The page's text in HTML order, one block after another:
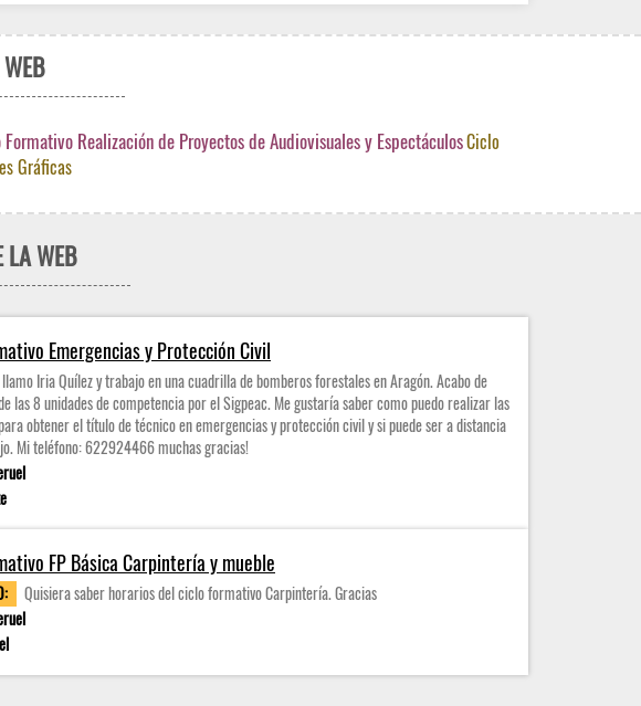
Realización de Proyectos de Audiovisuales y EspectáculosCiclo
Gráficas
LA WEB
Emergencias y Protección Civil
llamo Iria Quílez y trabajo en una cuadrilla de bomberos forestales en Aragón. Acabo de
las 8 unidades de competencia por el Sigpeac. Me gustaría saber como puedo realizar las
obtener el título de técnico en emergencias y protección civil y si puede ser a distancia
Mi teléfono: 622924466 muchas gracias!
FP Básica Carpintería y mueble
Quisiera saber horarios del ciclo formativo Carpintería. Gracias